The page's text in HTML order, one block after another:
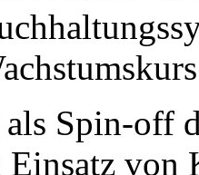
Spin-off
von